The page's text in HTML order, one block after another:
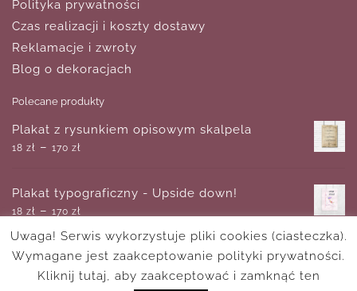
Polityka prywatności
Czas realizacji i koszty dostawy
Reklamacje i zwroty
Blog o dekoracjach
Polecane produkty
Plakat z rysunkiem opisowym skalpela
18 zł – 170 zł
Plakat typograficzny - Upside down!
18 zł – 170 zł
Obraz abstrakcyjna kompozycja
zł–750zł
Uwaga! Serwis wykorzystuje pliki cookies (ciasteczka).
Wymagane jest zaakceptowanie polityki prywatności.
Kliknij tutaj, aby zaakceptować i zamknąć ten